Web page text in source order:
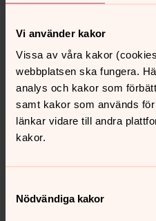
Vi använder kakor
Vissa av våra kakor
webbplatsen ska fungera.
analys och kakor som
samt kakor som används
länkar vidare till andra
kakor.
Nödvändiga kakor
Maria .
0140-674 35